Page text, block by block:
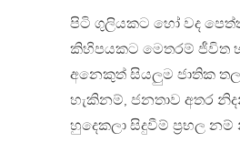
පිටි ගුලියකට හෝ වද
කිහිපයකට මෙතරම් ජීවිත
අනෙකුත් සියලුම ජාතික
හැකිනම්, ජනතාව අතර
හුදෙකලා සිදුවීම් ප්‍රභල